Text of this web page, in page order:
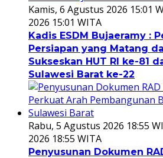
Kamis, 6 Agustus 2026 15:01
2026 15:01 WITA
Kadis ESDM Bujaeramy :
Persiapan yang Matang
Sukseskan HUT RI ke-81
Sulawesi Barat ke-22
Rabu, 5 Agustus 2026 18:55
2026 18:55 WITA
Penyusunan Dokumen